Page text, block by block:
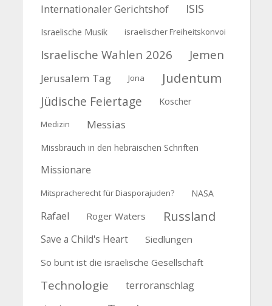
Internationaler Gerichtshof ISIS
Israelische Musik israelischer Freiheitskonvoi
Israelische Wahlen 2026 Jemen
Jerusalem Tag Jona Judentum
Jüdische Feiertage Koscher
Medizin Messias
Missbrauch in den hebräischen Schriften
Missionare
Mitspracherecht für Diasporajuden? NASA
Rafael Roger Waters Russland
Save a Child's Heart
Siedlungen
So bunt ist die israelische Gesellschaft
Technologie terroranschlag